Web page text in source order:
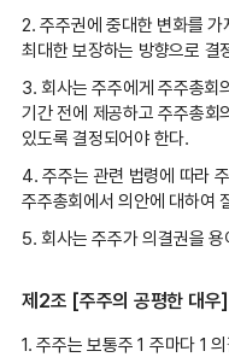
2. 주주권에 중대한 변화를
최대한 보장하는 방향으로 결
3. 회사는 주주에게 주주총회
기간 전에 제공하고 주주총회
있도록 결정되어야 한다.
4. 주주는 관련 법령에 따라
주주총회에서 의안에 대하여
5. 회사는 주주가 의결권을
제2조 [주주의 공평한 대우]
1. 주주는 보통주 1 주마다 1